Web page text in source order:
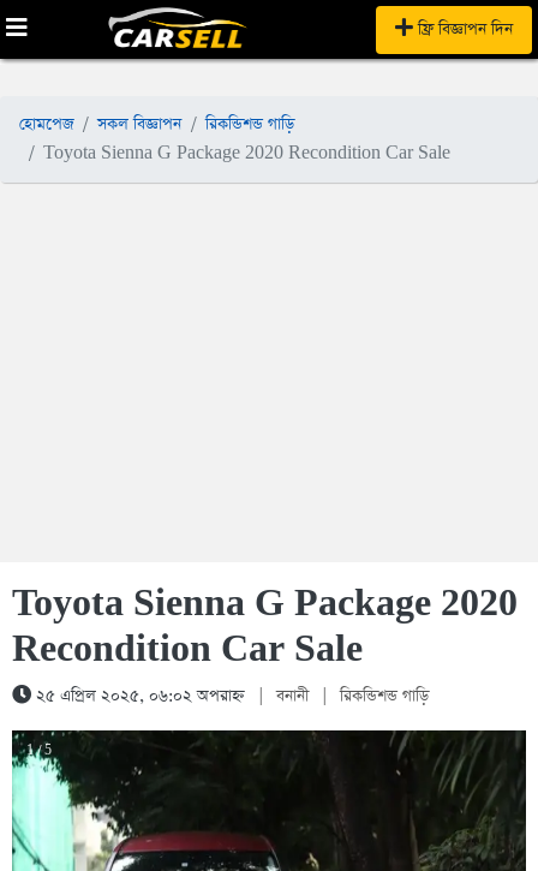
ফ্রি বিজ্ঞাপন দিন
হোমপেজ সকল বিজ্ঞাপন
রিকন্ডিশন্ড গাড়ি
Toyota Sienna G Package 2020 Recondition Car Sale
Toyota Sienna G Package 2020
Recondition Car Sale
২৫ এপ্রিল ২০২৫, ০৬:০২ অপরাহ্ন বনানী রিকন্ডিশন্ড গাড়ি
1 / 5